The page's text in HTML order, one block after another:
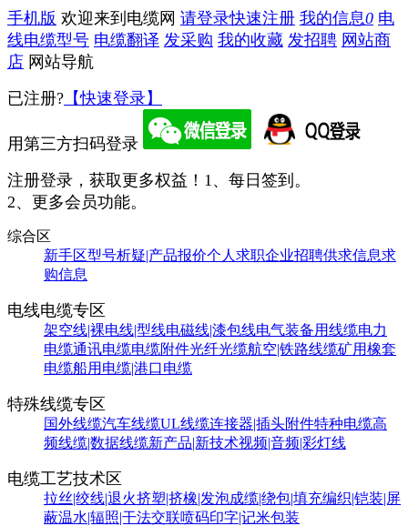
手机版 欢迎来到电缆网 请登录快速注册 我的信息0 电
线电缆型号 电缆翻译 发采购 我的收藏 发招聘 网站商
店 网站导航
已注册? 【快速登录】
用第三方扫码登录
注册登录，获取更多权益！ 1、每日签到。
2、更多会员功能。
综合区
新手区型号析疑|产品报价个人求职企业招聘供求信息求
购信息
电线电缆专区
架空线|裸电线|型线电磁线|漆包线电气装备用线缆电力
电缆通讯电缆电缆附件光纤光缆航空|铁路线缆矿用橡套
电缆船用电缆|港口电缆
特殊线缆专区
国外线缆汽车线缆UL线缆连接器|插头附件特种电缆高
频线缆|数据线缆新产品|新技术视频|音频|彩灯线
电缆工艺技术区
拉丝|绞线|退火挤塑|挤橡|发泡成缆|绕包|填充编织|铠装|屏
蔽温水|辐照|干法交联喷码印字|记米包装